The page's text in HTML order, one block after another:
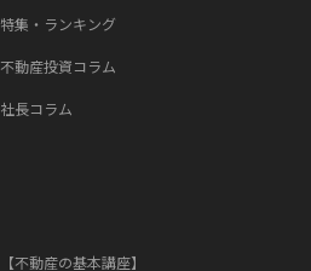
特集・ランキング
不動産投資コラム
社長コラム
【不動産の基本講座】